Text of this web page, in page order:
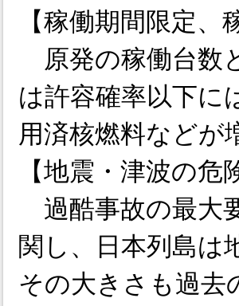
【稼働期間限定
原発の稼働台数
は許容確率以下に
用済核燃料などが
【地震・津波の
過酷事故の最大
関し、日本列島は
その大きさも過去